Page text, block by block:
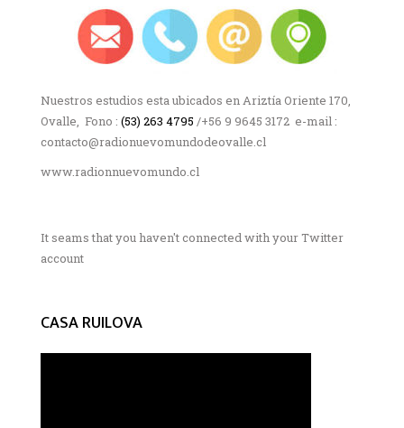
Nuestros estudios esta ubicados en Ariztía Oriente 170,
Ovalle, Fono : (53) 263 4795 /+56 9 9645 3172 e-mail :
contacto@radionuevomundodeovalle.cl
www.radionnuevomundo.cl
It seams that you haven't connected with your Twitter
account
CASA RUILOVA